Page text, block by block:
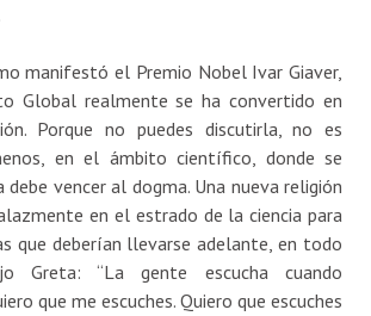
manifestó el Premio Nobel Ivar Giaver,
Global realmente se ha convertido en
Porque no puedes discutirla, no es
en el ámbito científico, donde se
debe vencer al dogma. Una nueva religión
en el estrado de la ciencia para
que deberían llevarse adelante, en todo
Greta: “La gente escucha cuando
que me escuches. Quiero que escuches